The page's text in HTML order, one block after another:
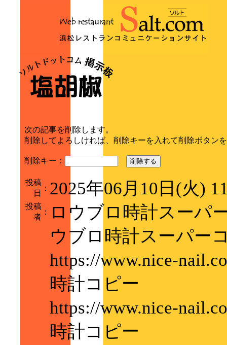
次の記事を削除します。
削除してよろしければ、削除キーを入れて削除ボタン
削除キー： 削除する
投稿
日
： 2025年06月10日(火)
投稿
者
： ロウブロ時計スーパ
ウブロ時計スーパー
https://www.nice-
時計コピー
https://www.nice-
時計コピー